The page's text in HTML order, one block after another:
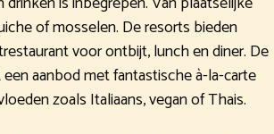
of mosselen. De resorts bieden
voor ontbijt, lunch en diner. De
aanbod met fantastische à-la-carte
zoals Italiaans, vegan of Thais.